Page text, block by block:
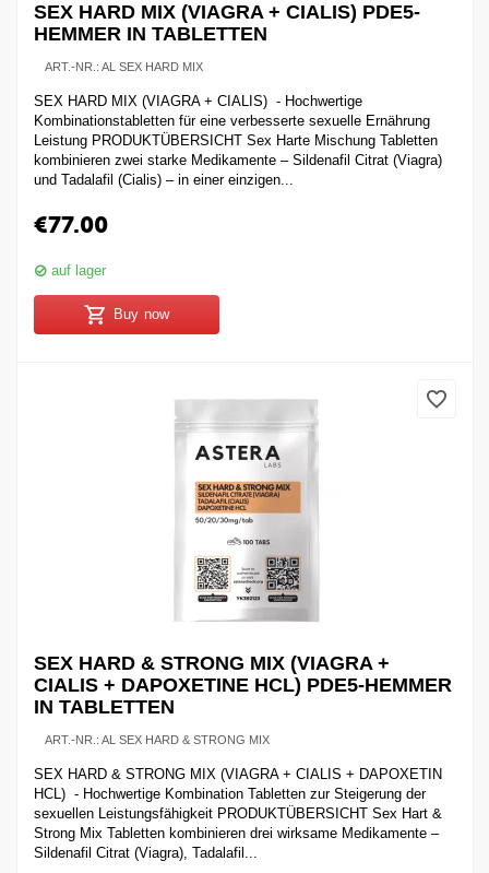
SEX HARD MIX (VIAGRA + CIALIS) PDE5-
HEMMER IN TABLETTEN
ART.-NR.: AL SEX HARD MIX
SEX HARD MIX (VIAGRA + CIALIS) - Hochwertige
Kombinationstabletten für eine verbesserte sexuelle Ernährung
Leistung PRODUKTÜBERSICHT Sex Harte Mischung Tabletten
kombinieren zwei starke Medikamente – Sildenafil Citrat (Viagra)
und Tadalafil (Cialis) – in einer einzigen...
€77.00
auf lager
Buy now
SEX HARD & STRONG MIX (VIAGRA +
CIALIS + DAPOXETINE HCL) PDE5-HEMMER
IN TABLETTEN
ART.-NR.: AL SEX HARD & STRONG MIX
SEX HARD & STRONG MIX (VIAGRA + CIALIS + DAPOXETIN
HCL) - Hochwertige Kombination Tabletten zur Steigerung der
sexuellen Leistungsfähigkeit PRODUKTÜBERSICHT Sex Hart &
Strong Mix Tabletten kombinieren drei wirksame Medikamente –
Sildenafil Citrat (Viagra), Tadalafil...